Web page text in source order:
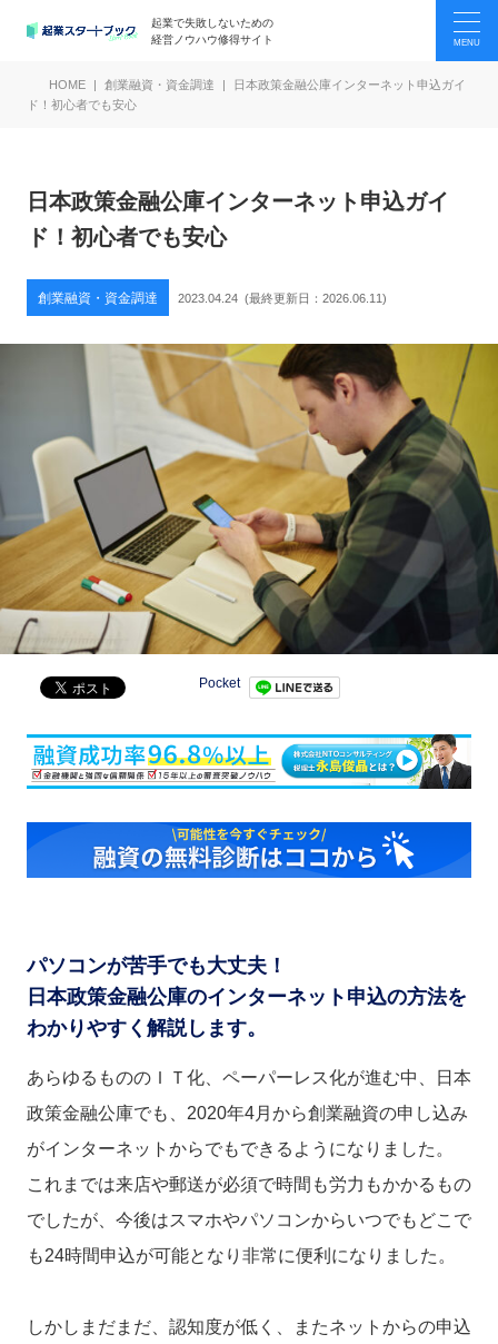
起業で失敗しないための
経営ノウハウ修得サイト
HOME 創業融資・資金調達
日本政策金融公庫インターネット申込ガイ
ド！初心者でも安心
日本政策金融公庫インターネット申込ガイ
ド！初心者でも安心
創業融資・資金調達 2023.04.24 (最終更新日： 2026.06.11)
Pocket
パソコンが苦手でも大丈夫！
日本政策金融公庫のインターネット申込の方法を
わかりやすく解説します。
あらゆるもののＩＴ化、ペーパーレス化が進む中、日本
政策金融公庫でも、2020年4月から創業融資の申し込み
がインターネットからでもできるようになりました。
これまでは来店や郵送が必須で時間も労力もかかるもの
でしたが、今後はスマホやパソコンからいつでもどこで
も24時間申込が可能となり非常に便利になりました。
しかしまだまだ、認知度が低く、またネットからの申込